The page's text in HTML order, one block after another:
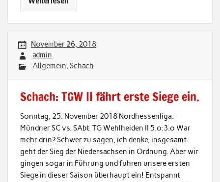
November 26, 2018
admin
Allgemein,Schach
Schach: TGW II fährt erste Siege ein.
Sonntag, 25. November 2018 Nordhessenliga:
Mündner SC vs. SAbt. TG Wehlheiden II 5.o:3.o War
mehr drin? Schwer zu sagen, ich denke, insgesamt
geht der Sieg der Niedersachsen in Ordnung. Aber wir
gingen sogar in Führung und fuhren unsere ersten
Siege in dieser Saison überhaupt ein! Entspannt